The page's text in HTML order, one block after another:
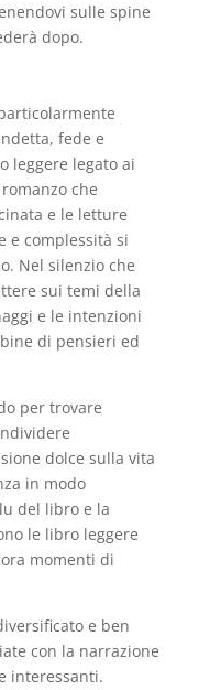
sulle spine
dopo.
fede e
leggere legato ai
che
e le letture
e complessità si
Nel silenzio che
sui temi della
e le intenzioni
di pensieri ed
per trovare
dolce sulla vita
in modo
del libro e la
le libro leggere
momenti di
e ben
con la narrazione
interessanti.